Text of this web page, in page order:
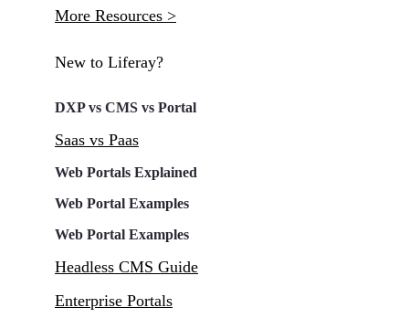
More Resources >
New to Liferay?
DXP vs CMS vs Portal
Saas vs Paas
Web Portals Explained
Web Portal Examples
Web Portal Examples
Headless CMS Guide
Enterprise Portals